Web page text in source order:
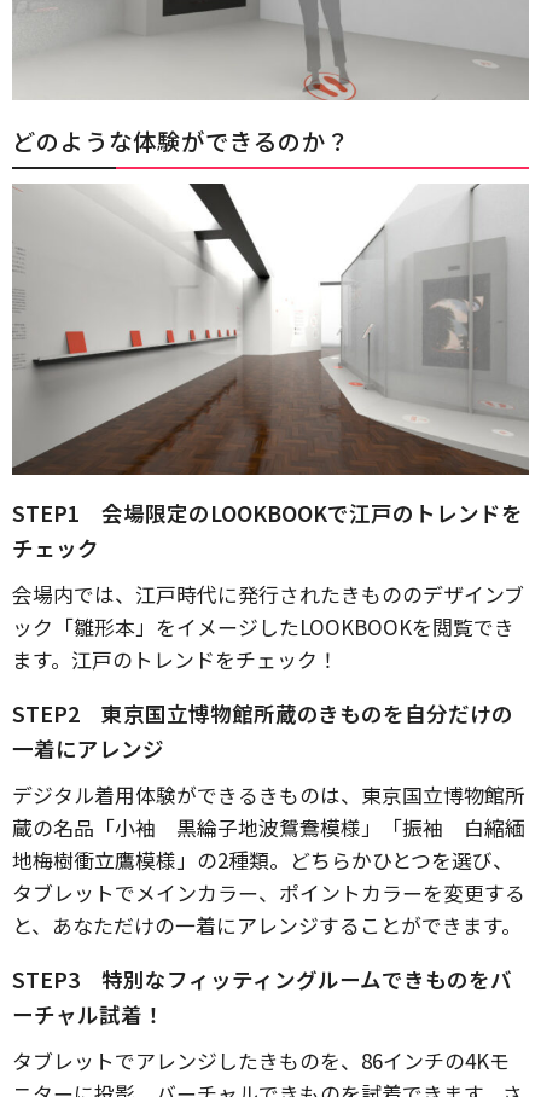
どのような体験ができるのか？
STEP1 会場限定のLOOKBOOKで江戸のトレンドを
チェック
会場内では、江戸時代に発行されたきもののデザインブ
ック「雛形本」をイメージしたLOOKBOOKを閲覧でき
ます。江戸のトレンドをチェック！
STEP2 東京国立博物館所蔵のきものを自分だけの
一着にアレンジ
デジタル着用体験ができるきものは、東京国立博物館所
蔵の名品「小袖 黒綸子地波鴛鴦模様」「振袖 白縮緬
地梅樹衝立鷹模様」の2種類。どちらかひとつを選び、
タブレットでメインカラー、ポイントカラーを変更する
と、あなただけの一着にアレンジすることができます。
STEP3 特別なフィッティングルームできものをバ
ーチャル試着！
タブレットでアレンジしたきものを、86インチの4Kモ